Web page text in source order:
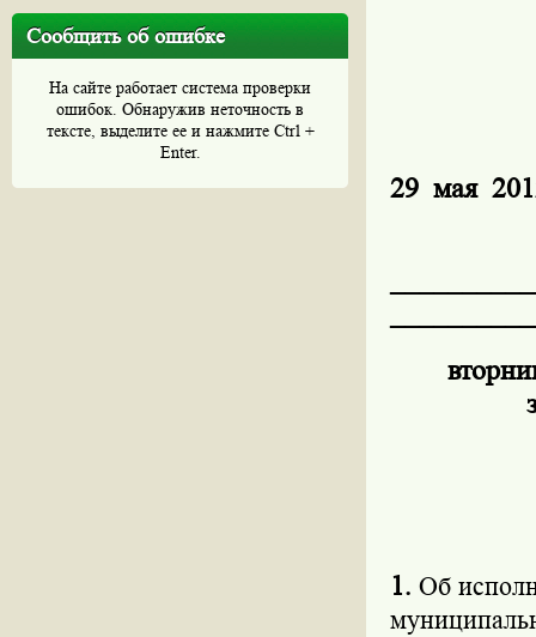
Сообщить об ошибке
На сайте работает система проверки
ошибок. Обнаружив неточность в
тексте, выделите ее и нажмите Ctrl +
Enter.
29 мая
зал
1. Об